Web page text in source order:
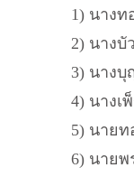
1) นางทอ
2) นางบัวท
3) นางบุญ
4) นางเพ็
5) นายทอ
6) นายพร